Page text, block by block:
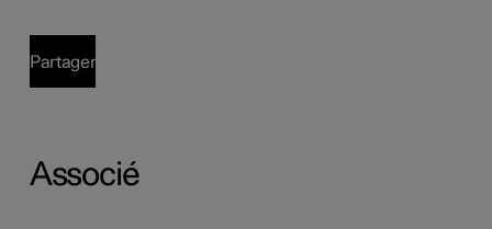
Partager
Associé